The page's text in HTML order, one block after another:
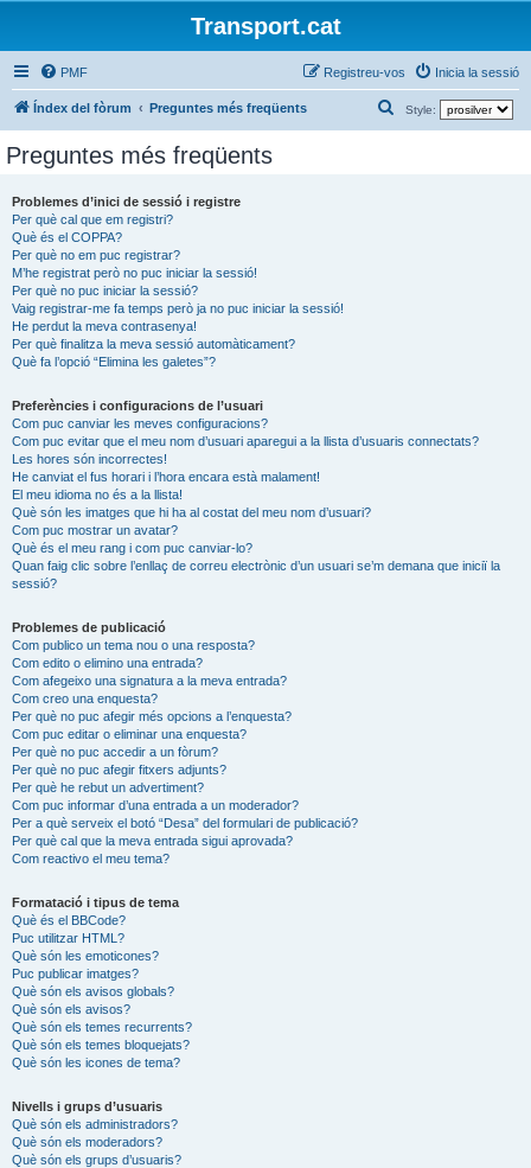
Transport.cat
PMF Inicia la sessió
Registreu-vos
Índex del fòrum Preguntes més freqüents Style:
e
Preguntes més freqüents
Problemes d’inici de sessió i registre
Per què cal que em registri?
Què és el COPPA?
Per què no em puc registrar?
M’he registrat però no puc iniciar la sessió!
Per què no puc iniciar la sessió?
Vaig registrar-me fa temps però ja no puc iniciar la sessió!
He perdut la meva contrasenya!
Per què finalitza la meva sessió automàticament?
Què fa l’opció “Elimina les galetes”?
Preferències i configuracions de l’usuari
Com puc canviar les meves configuracions?
Com puc evitar que el meu nom d’usuari aparegui a la llista d’usuaris connectats?
Les hores són incorrectes!
He canviat el fus horari i l’hora encara està malament!
El meu idioma no és a la llista!
Què són les imatges que hi ha al costat del meu nom d’usuari?
Com puc mostrar un avatar?
Què és el meu rang i com puc canviar-lo?
Quan faig clic sobre l’enllaç de correu electrònic d’un usuari se’m demana que iniciï la
sessió?
Problemes de publicació
Com publico un tema nou o una resposta?
Com edito o elimino una entrada?
Com afegeixo una signatura a la meva entrada?
Com creo una enquesta?
Per què no puc afegir més opcions a l’enquesta?
Com puc editar o eliminar una enquesta?
Per què no puc accedir a un fòrum?
Per què no puc afegir fitxers adjunts?
Per què he rebut un advertiment?
Com puc informar d’una entrada a un moderador?
Per a què serveix el botó “Desa” del formulari de publicació?
Per què cal que la meva entrada sigui aprovada?
Com reactivo el meu tema?
Formatació i tipus de tema
Què és el BBCode?
Puc utilitzar HTML?
Què són les emoticones?
Puc publicar imatges?
Què són els avisos globals?
Què són els avisos?
Què són els temes recurrents?
Què són els temes bloquejats?
Què són les icones de tema?
Nivells i grups d’usuaris
Què són els administradors?
Què són els moderadors?
Què són els grups d’usuaris?